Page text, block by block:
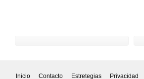
Inicio Contacto Estretegias Privacidad